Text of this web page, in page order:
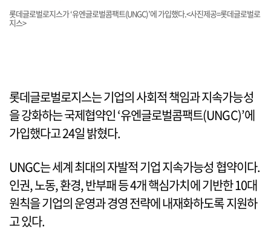
롯데글로벌로지스가 ‘유엔글로벌콤팩트(UNGC)’에 가입했다.<사진제공=롯데글로벌로
지스>
롯데글로벌로지스는 기업의 사회적 책임과 지속가능성
을 강화하는 국제협약인 ‘유엔글로벌콤팩트(UNGC)’에
가입했다고 24일 밝혔다.
UNGC는 세계 최대의 자발적 기업 지속가능성 협약이다.
인권, 노동, 환경, 반부패 등 4개 핵심가치에 기반한 10대
원칙을 기업의 운영과 경영 전략에 내재화하도록 지원하
고 있다.